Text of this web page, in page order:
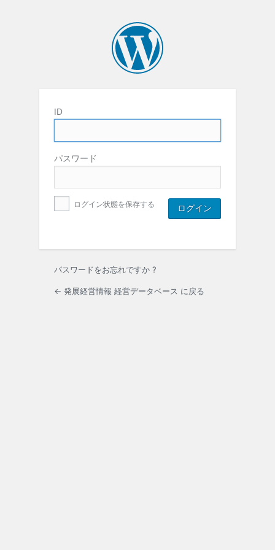
ID
パスワード
ログイン状態を保存する
パスワードをお忘れですか ?
← 発展経営情報 経営データベース に戻る